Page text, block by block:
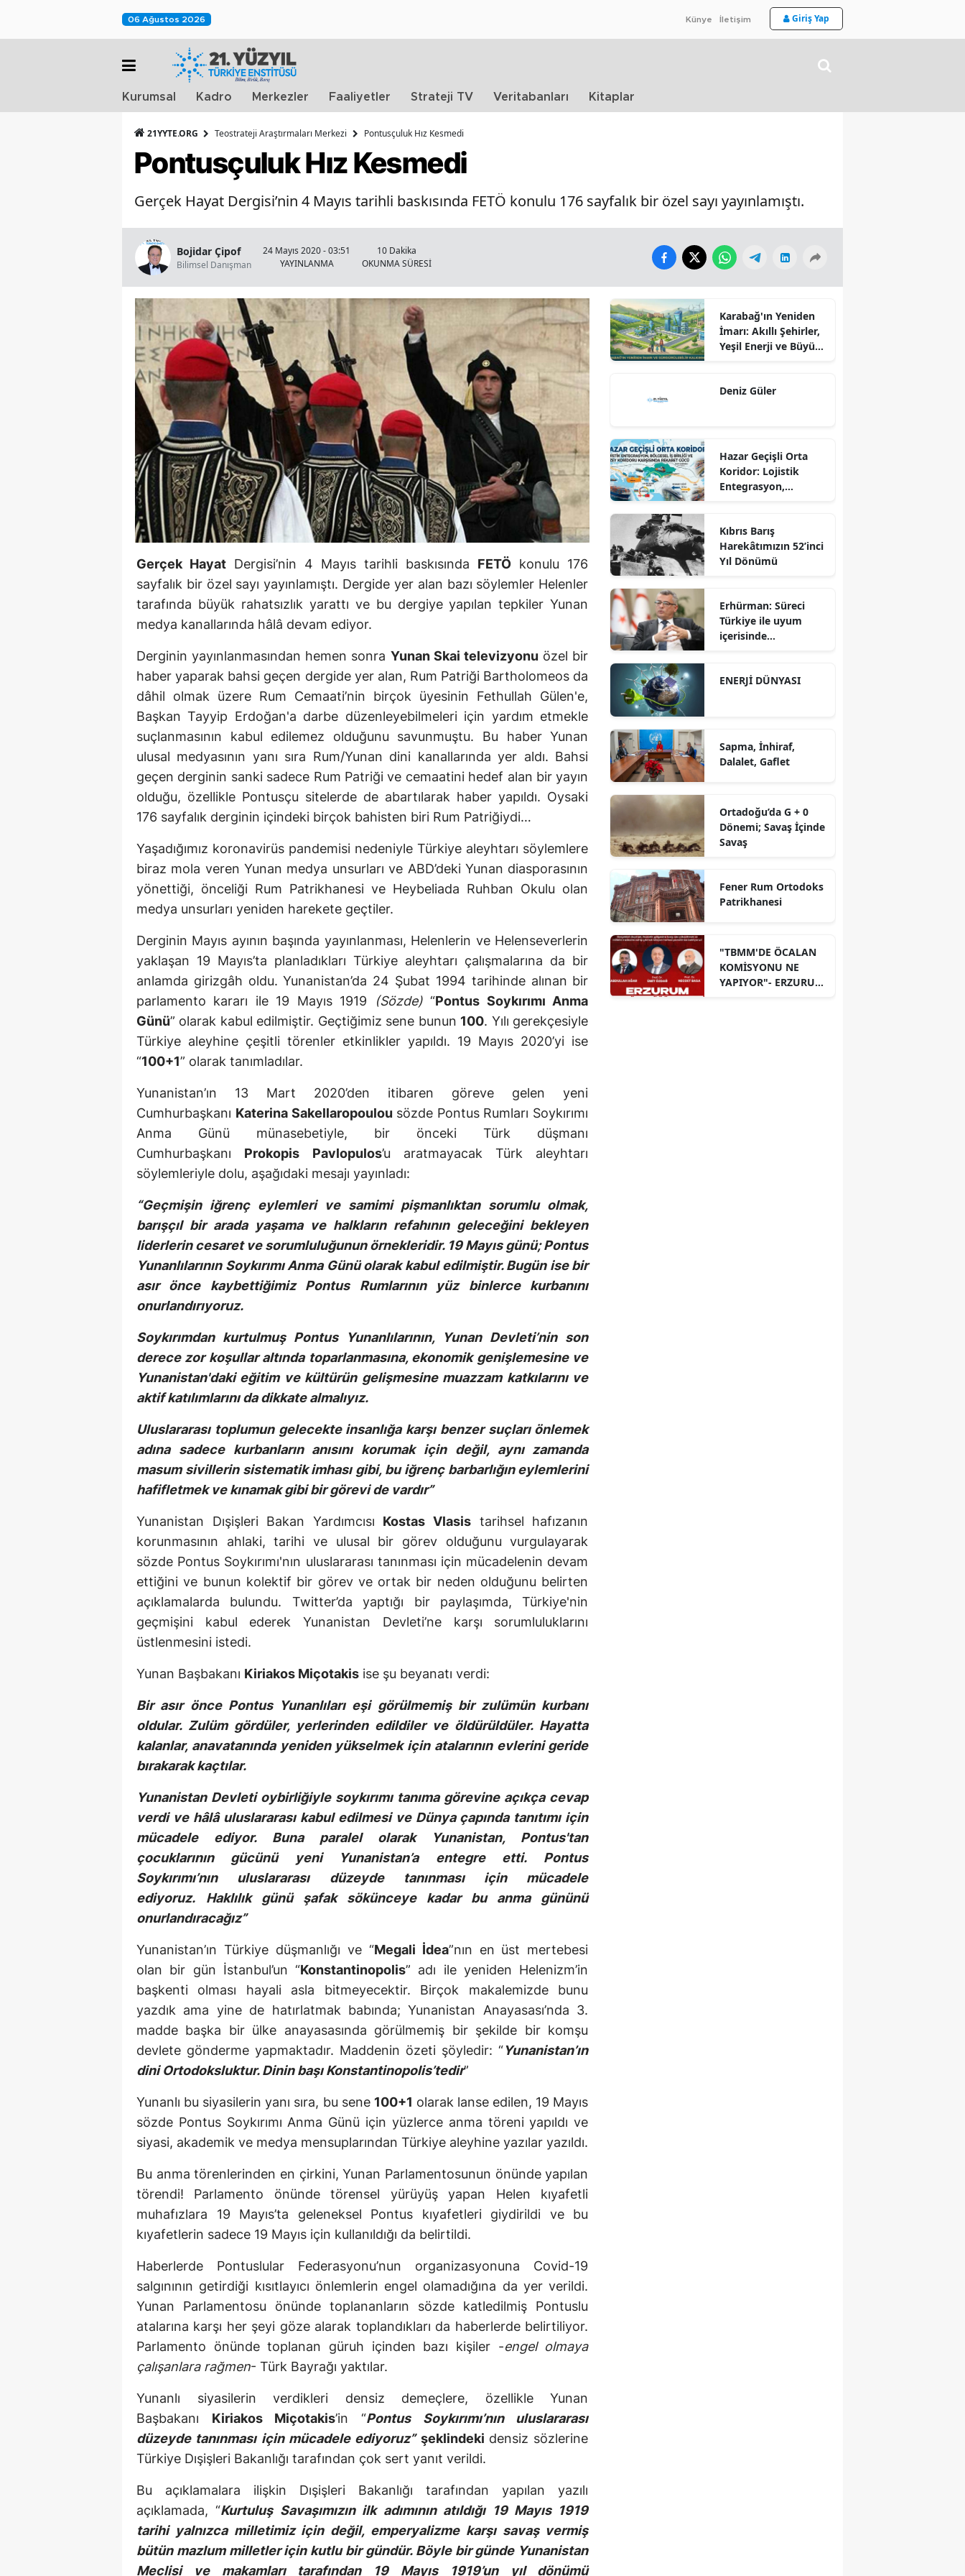
06 Ağustos 2026 Künye İletişim Giriş Yap
Kurumsal Kadro Merkezler Faaliyetler Strateji TV Veritabanları Kitaplar
21YYTE.ORG Teostrateji Araştırmaları Merkezi Pontusçuluk Hız Kesmedi
Pontusçuluk Hız Kesmedi
Gerçek Hayat Dergisi’nin 4 Mayıs tarihli baskısında FETÖ konulu 176 sayfalık bir özel sayı yayınlamıştı.
Bojidar Çipof
Bilimsel Danışman
24 Mayıs 2020 - 03:51
YAYINLANMA
10 Dakika
OKUNMA SÜRESİ
Gerçek Hayat Dergisi’nin 4 Mayıs tarihli baskısında FETÖ konulu 176
sayfalık bir özel sayı yayınlamıştı. Dergide yer alan bazı söylemler Helenler
tarafında büyük rahatsızlık yarattı ve bu dergiye yapılan tepkiler Yunan
medya kanallarında hâlâ devam ediyor.
Derginin yayınlanmasından hemen sonra Yunan Skai televizyonu özel bir
haber yaparak bahsi geçen dergide yer alan, Rum Patriği Bartholomeos da
dâhil olmak üzere Rum Cemaati’nin birçok üyesinin Fethullah Gülen'e,
Başkan Tayyip Erdoğan'a darbe düzenleyebilmeleri için yardım etmekle
suçlanmasının kabul edilemez olduğunu savunmuştu. Bu haber Yunan
ulusal medyasının yanı sıra Rum/Yunan dini kanallarında yer aldı. Bahsi
geçen derginin sanki sadece Rum Patriği ve cemaatini hedef alan bir yayın
olduğu, özellikle Pontusçu sitelerde de abartılarak haber yapıldı. Oysaki
176 sayfalık derginin içindeki birçok bahisten biri Rum Patriğiydi…
Yaşadığımız koronavirüs pandemisi nedeniyle Türkiye aleyhtarı söylemlere
biraz mola veren Yunan medya unsurları ve ABD’deki Yunan diasporasının
yönettiği, önceliği Rum Patrikhanesi ve Heybeliada Ruhban Okulu olan
medya unsurları yeniden harekete geçtiler.
Derginin Mayıs ayının başında yayınlanması, Helenlerin ve Helenseverlerin
yaklaşan 19 Mayıs’ta planladıkları Türkiye aleyhtarı çalışmalarına da bir
anlamda girizgâh oldu. Yunanistan’da 24 Şubat 1994 tarihinde alınan bir
parlamento kararı ile 19 Mayıs 1919
(Sözde)“Pontus Soykırımı Anma
Günü” olarak kabul edilmiştir. Geçtiğimiz sene bunun 100. Yılı gerekçesiyle
Türkiye aleyhine çeşitli törenler etkinlikler yapıldı. 19 Mayıs 2020’yi ise
“100+1” olarak tanımladılar.
Yunanistan’ın 13 Mart 2020’den itibaren göreve gelen yeni
Cumhurbaşkanı Katerina Sakellaropoulou sözde Pontus Rumları Soykırımı
Anma Günü münasebetiyle, bir önceki Türk düşmanı
Cumhurbaşkanı Prokopis Pavlopulos’u aratmayacak Türk aleyhtarı
söylemleriyle dolu, aşağıdaki mesajı yayınladı:
“Geçmişin iğrenç eylemleri ve samimi pişmanlıktan sorumlu olmak,
barışçıl bir arada yaşama ve halkların refahının geleceğini bekleyen
liderlerin cesaret ve sorumluluğunun örnekleridir. 19 Mayıs günü; Pontus
Yunanlılarının Soykırımı Anma Günü olarak kabul edilmiştir. Bugün ise bir
asır önce kaybettiğimiz Pontus Rumlarının yüz binlerce kurbanını
onurlandırıyoruz.
Soykırımdan kurtulmuş Pontus Yunanlılarının, Yunan Devleti’nin son
derece zor koşullar altında toparlanmasına, ekonomik genişlemesine ve
Yunanistan'daki eğitim ve kültürün gelişmesine muazzam katkılarını ve
aktif katılımlarını da dikkate almalıyız.
Uluslararası toplumun gelecekte insanlığa karşı benzer suçları önlemek
adına sadece kurbanların anısını korumak için değil, aynı zamanda
masum sivillerin sistematik imhası gibi, bu iğrenç barbarlığın eylemlerini
hafifletmek ve kınamak gibi bir görevi de vardır”
Yunanistan Dışişleri Bakan Yardımcısı Kostas Vlasis tarihsel hafızanın
korunmasının ahlaki, tarihi ve ulusal bir görev olduğunu vurgulayarak
sözde Pontus Soykırımı'nın uluslararası tanınması için mücadelenin devam
ettiğini ve bunun kolektif bir görev ve ortak bir neden olduğunu belirten
açıklamalarda bulundu. Twitter’da yaptığı bir paylaşımda, Türkiye'nin
geçmişini kabul ederek Yunanistan Devleti’ne karşı sorumluluklarını
üstlenmesini istedi.
Yunan Başbakanı Kiriakos Miçotakis ise şu beyanatı verdi:
Bir asır önce Pontus Yunanlıları eşi görülmemiş bir zulümün kurbanı
oldular. Zulüm gördüler, yerlerinden edildiler ve öldürüldüler. Hayatta
kalanlar, anavatanında yeniden yükselmek için atalarının evlerini geride
bırakarak kaçtılar.
Yunanistan Devleti oybirliğiyle soykırımı tanıma görevine açıkça cevap
verdi ve hâlâ uluslararası kabul edilmesi ve Dünya çapında tanıtımı için
mücadele ediyor. Buna paralel olarak Yunanistan, Pontus'tan
çocuklarının gücünü yeni Yunanistan’a entegre etti. Pontus
Soykırımı’nın uluslararası düzeyde tanınması için mücadele
ediyoruz.
Haklılık günü şafak sökünceye kadar bu anma gününü
onurlandıracağız”
Yunanistan’ın Türkiye düşmanlığı ve “Megali İdea”nın en üst mertebesi
olan bir gün İstanbul’un “Konstantinopolis” adı ile yeniden Helenizm’in
başkenti olması hayali asla bitmeyecektir. Birçok makalemizde bunu
yazdık ama yine de hatırlatmak babında; Yunanistan Anayasası’nda 3.
madde başka bir ülke anayasasında görülmemiş bir şekilde bir komşu
devlete gönderme yapmaktadır. Maddenin özeti şöyledir: “Yunanistan’ın
dini Ortodoksluktur. Dinin başı Konstantinopolis’tedir”
Yunanlı bu siyasilerin yanı sıra, bu sene 100+1 olarak lanse edilen, 19 Mayıs
sözde Pontus Soykırımı Anma Günü için yüzlerce anma töreni yapıldı ve
siyasi, akademik ve medya mensuplarından Türkiye aleyhine yazılar yazıldı.
Bu anma törenlerinden en çirkini, Yunan Parlamentosunun önünde yapılan
törendi! Parlamento önünde törensel yürüyüş yapan Helen kıyafetli
muhafızlara 19 Mayıs’ta geleneksel Pontus kıyafetleri giydirildi ve bu
kıyafetlerin sadece 19 Mayıs için kullanıldığı da belirtildi.
Haberlerde Pontuslular Federasyonu’nun organizasyonuna Covid-19
salgınının getirdiği kısıtlayıcı önlemlerin engel olamadığına da yer verildi.
Yunan Parlamentosu önünde toplananların sözde katledilmiş Pontuslu
atalarına karşı her şeyi göze alarak toplandıkları da haberlerde belirtiliyor.
Parlamento önünde toplanan güruh içinden bazı kişiler -engel olmaya
çalışanlara rağmen- Türk Bayrağı yaktılar.
Yunanlı siyasilerin verdikleri densiz demeçlere, özellikle Yunan
Başbakanı Kiriakos Miçotakis’in “Pontus Soykırımı’nın uluslararası
düzeyde tanınması için mücadele ediyoruz” şeklindeki densiz sözlerine
Türkiye Dışişleri Bakanlığı tarafından çok sert yanıt verildi.
Bu açıklamalara ilişkin Dışişleri Bakanlığı tarafından yapılan yazılı
açıklamada, “Kurtuluş Savaşımızın ilk adımının atıldığı 19 Mayıs 1919
tarihi yalnızca milletimiz için değil, emperyalizme karşı savaş vermiş
bütün mazlum milletler için kutlu bir gündür. Böyle bir günde Yunanistan
Meclisi ve makamları tarafından 19 Mayıs 1919’un yıl dönümü
Karabağ'ın Yeniden
İmarı: Akıllı Şehirler,
Yeşil Enerji ve Büyük
Sürdürülebilir
Deniz Güler
Hazar Geçişli Orta
Koridor: Lojistik
Entegrasyon,
Karşısında Rekabet
Gücü
Kıbrıs Barış
Harekâtımızın 52’inci
Yıl Dönümü
Erhürman: Süreci
Türkiye ile uyum
içerisinde
ENERJİ DÜNYASI
Sapma, İnhiraf,
Dalalet, Gaflet
Ortadoğu’da G + 0
Dönemi; Savaş İçinde
Savaş
Fener Rum Ortodoks
Patrikhanesi
"TBMM'DE ÖCALAN
KOMİSYONU NE
YAPIYOR"- ERZURUM